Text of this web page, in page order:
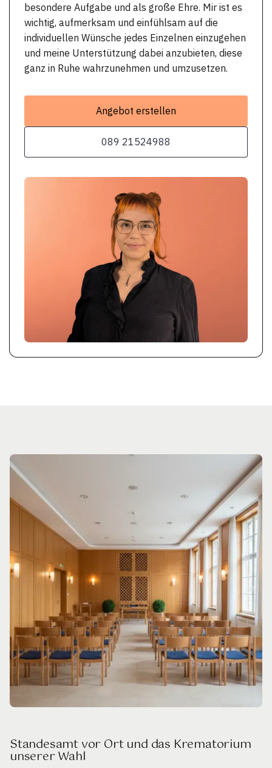
besondere Aufgabe und als große Ehre. Mir ist es
wichtig, aufmerksam und einfühlsam auf die
individuellen Wünsche jedes Einzelnen einzugehen
und meine Unterstützung dabei anzubieten, diese
ganz in Ruhe wahrzunehmen und umzusetzen.
Angebot erstellen
089 21524988
Standesamt vor Ort und das Krematorium
unserer Wahl